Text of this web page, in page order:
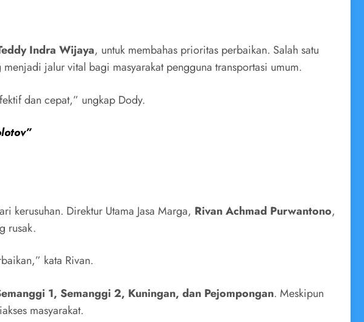
Indra Wijaya, untuk membahas prioritas perbaikan. Salah satu
menjadi jalur vital bagi masyarakat pengguna transportasi umum.
dan cepat,” ungkap Dody.
kerusuhan. Direktur Utama Jasa Marga, Rivan Achmad Purwantono,
rusak.
kata Rivan.
1, Semanggi 2, Kuningan, dan Pejompongan. Meskipun
masyarakat.